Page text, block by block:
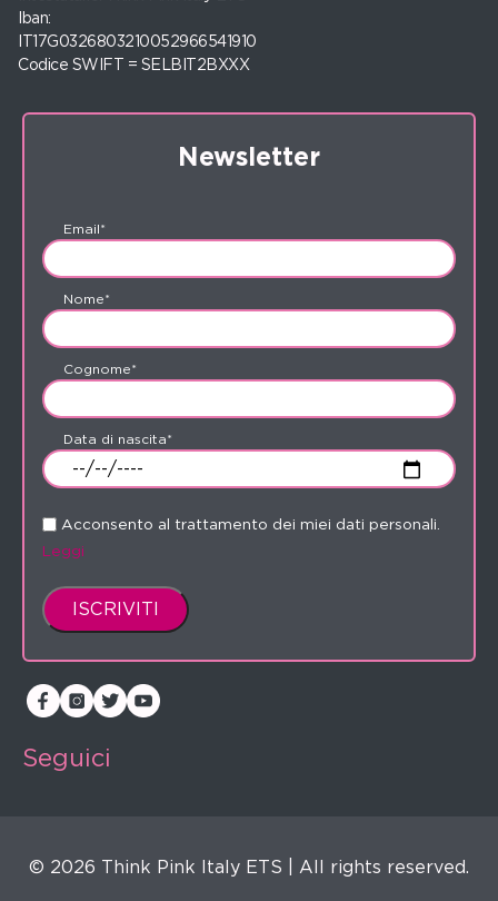
Iban:
IT17G0326803210052966541910
Codice SWIFT = SELBIT2BXXX
Newsletter
Email*
Nome*
Cognome*
Data di nascita*
Acconsento al trattamento dei miei dati personali.
Leggi
Seguici
© 2026 Think Pink Italy ETS | All rights reserved.